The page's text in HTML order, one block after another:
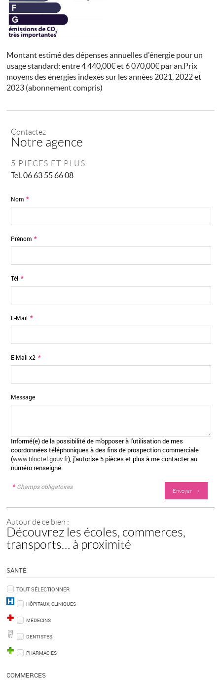
Montant estimé des dépenses annuelles d'énergie pour un
usage standard: entre 4 440,00€ et 6 070,00€ par an.Prix
moyens des énergies indexés sur les années 2021, 2022 et
2023 (abonnement compris)
Contactez
Notre agence
5 PIECES ET PLUS
Tel.06 63 55 66 08
Nom *
Prénom *
Tél *
E-Mail *
E-Mail x2 *
Message
Informé(e) de la possibilité de m'opposer à l'utilisation de mes
coordonnées téléphoniques à des fins de prospection commerciale
(www.bloctel.gouv.fr), j'autorise 5 pièces et plus à me contacter au
numéro renseigné.
* Champs obligatoires
Autour de ce bien :
Découvrez les écoles, commerces,
transports… à proximité
SANTÉ
TOUT SÉLECTIONNER
HÔPITAUX, CLINIQUES
MÉDECINS
DENTISTES
PHARMACIES
COMMERCES